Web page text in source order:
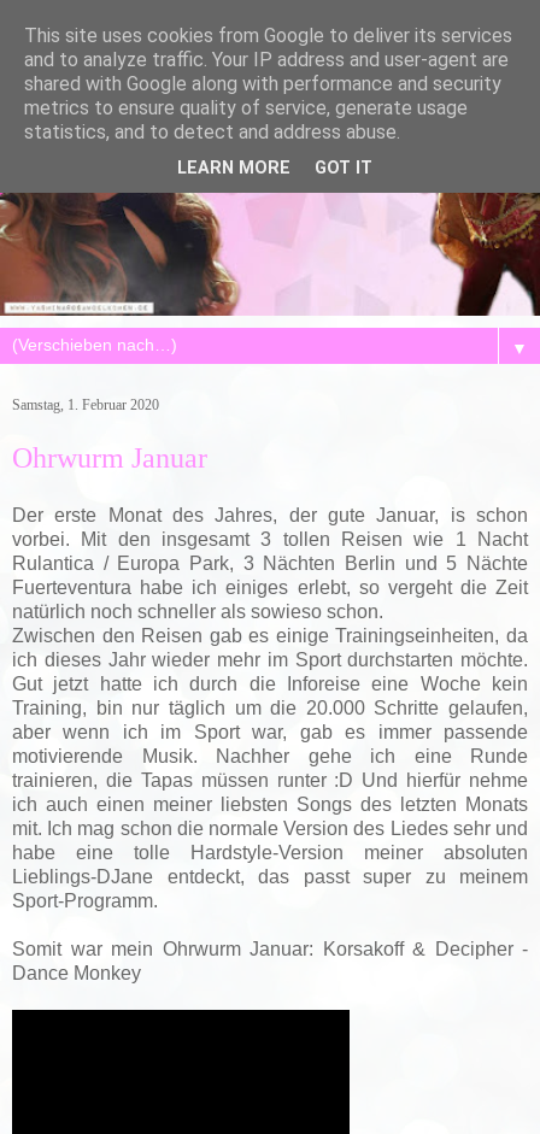
▼
Samstag, 1. Februar 2020
Ohrwurm Januar
Der erste Monat des Jahres, der gute Januar, is schon
vorbei. Mit den insgesamt 3 tollen Reisen wie 1 Nacht
Rulantica / Europa Park, 3 Nächten Berlin und 5 Nächte
Fuerteventura habe ich einiges erlebt, so vergeht die Zeit
natürlich noch schneller als sowieso schon.
Zwischen den Reisen gab es einige Trainingseinheiten, da
ich dieses Jahr wieder mehr im Sport durchstarten möchte.
Gut jetzt hatte ich durch die Inforeise eine Woche kein
Training, bin nur täglich um die 20.000 Schritte gelaufen,
aber wenn ich im Sport war, gab es immer passende
motivierende Musik. Nachher gehe ich eine Runde
trainieren, die Tapas müssen runter :D Und hierfür nehme
ich auch einen meiner liebsten Songs des letzten Monats
mit. Ich mag schon die normale Version des Liedes sehr und
habe eine tolle Hardstyle-Version meiner absoluten
Lieblings-DJane entdeckt, das passt super zu meinem
Sport-Programm.
Somit war mein Ohrwurm Januar: Korsakoff & Decipher -
Dance Monkey
This site uses cookies from Google to deliver its services
and to analyze traffic. Your IP address and user-agent are
shared with Google along with performance and security
metrics to ensure quality of service, generate usage
statistics, and to detect and address abuse.
LEARN MORE GOT IT